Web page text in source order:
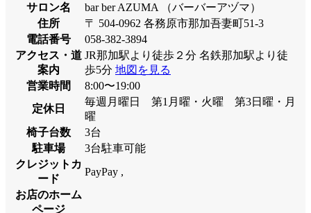
サロン名
bar ber AZUMA （バーバーアヅマ）
住所
〒 504-0962 各務原市那加吾妻町51-3
電話番号
058-382-3894
アクセス・道
案内
JR那加駅より徒歩２分 名鉄那加駅より徒
歩5分 地図を見る
営業時間
8:00〜19:00
定休日
毎週月曜日 第1月曜・火曜 第3日曜・月
曜
椅子台数
3台
駐車場
3台駐車可能
クレジットカ
ード
PayPay ,
お店のホーム
ページ